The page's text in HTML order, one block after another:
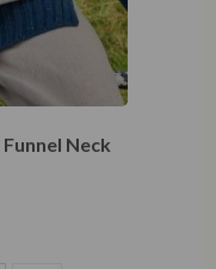
Neck